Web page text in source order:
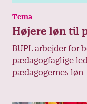
Tema
Højere løn til
BUPL arbejder for
pædagogfaglige
pædagogernes